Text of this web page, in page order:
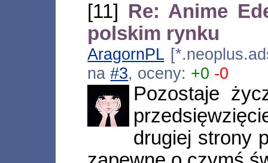
[11] Re: Anime
polskim rynku
AragornPL
na#3, oceny: +0 -0
Pozostaje
drugiej strony